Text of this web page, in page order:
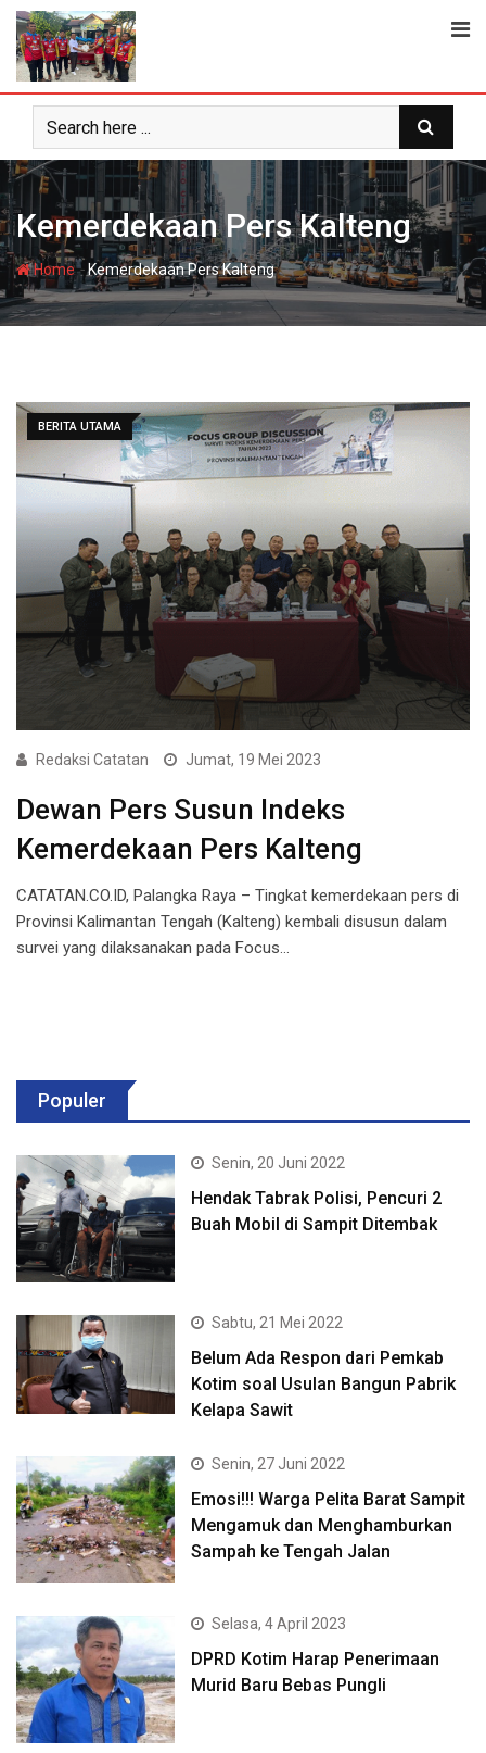
Skip
content
Kemerdekaan Pers Kalteng
Home-Kemerdekaan Pers Kalteng
BERITA UTAMA
Redaksi Catatan Jumat, 19 Mei 2023
Dewan Pers Susun Indeks
Kemerdekaan Pers Kalteng
CATATAN.CO.ID, Palangka Raya – Tingkat kemerdekaan pers di
Provinsi Kalimantan Tengah (Kalteng) kembali disusun dalam
survei yang dilaksanakan pada Focus…
Populer
Senin, 20 Juni 2022
Hendak Tabrak Polisi, Pencuri 2
Buah Mobil di Sampit Ditembak
Sabtu, 21 Mei 2022
Belum Ada Respon dari Pemkab
Kotim soal Usulan Bangun Pabrik
Kelapa Sawit
Senin, 27 Juni 2022
Emosi!!! Warga Pelita Barat Sampit
Mengamuk dan Menghamburkan
Sampah ke Tengah Jalan
Selasa, 4 April 2023
DPRD Kotim Harap Penerimaan
Murid Baru Bebas Pungli